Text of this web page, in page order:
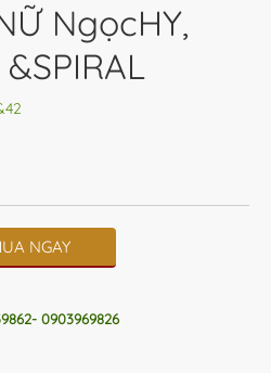
NgọcHY,
NGAY
0903969826